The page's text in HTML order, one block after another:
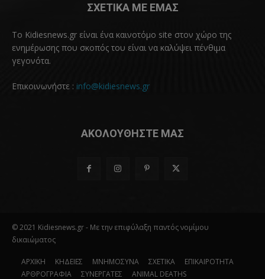
ΣΧΕΤΙΚΑ ΜΕ ΕΜΑΣ
Το Kidiesnews.gr είναι ένα καινοτόμο site στον χώρο της
ενημέρωσης που σκοπός του είναι να καλύψει πένθιμα
γεγονότα.
Επικοινωνήστε : info@kidiesnews.gr
ΑΚΟΛΟΥΘΗΣΤΕ ΜΑΣ
© 2021 Kidiesnews.gr - Με την επιφύλαξη παντός νομίμου
δικαιώματος
ΑΡΧΙΚΗ ΚΗΔΕΙΕΣ ΜΝΗΜΟΣΥΝΑ ΣΧΕΤΙΚΑ
ΕΠΙΚΑΙΡΟΤΗΤΑ
ΑΡΘΡΟΓΡΑΦΙΑ
ΣΥΝΕΡΓΑΤΕΣ ANIMAL DEATHS